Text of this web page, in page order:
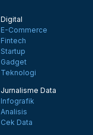
Digital
E-Commerce
Fintech
Startup
Gadget
Teknologi
Jurnalisme Data
Infografik
Analisis
Cek Data